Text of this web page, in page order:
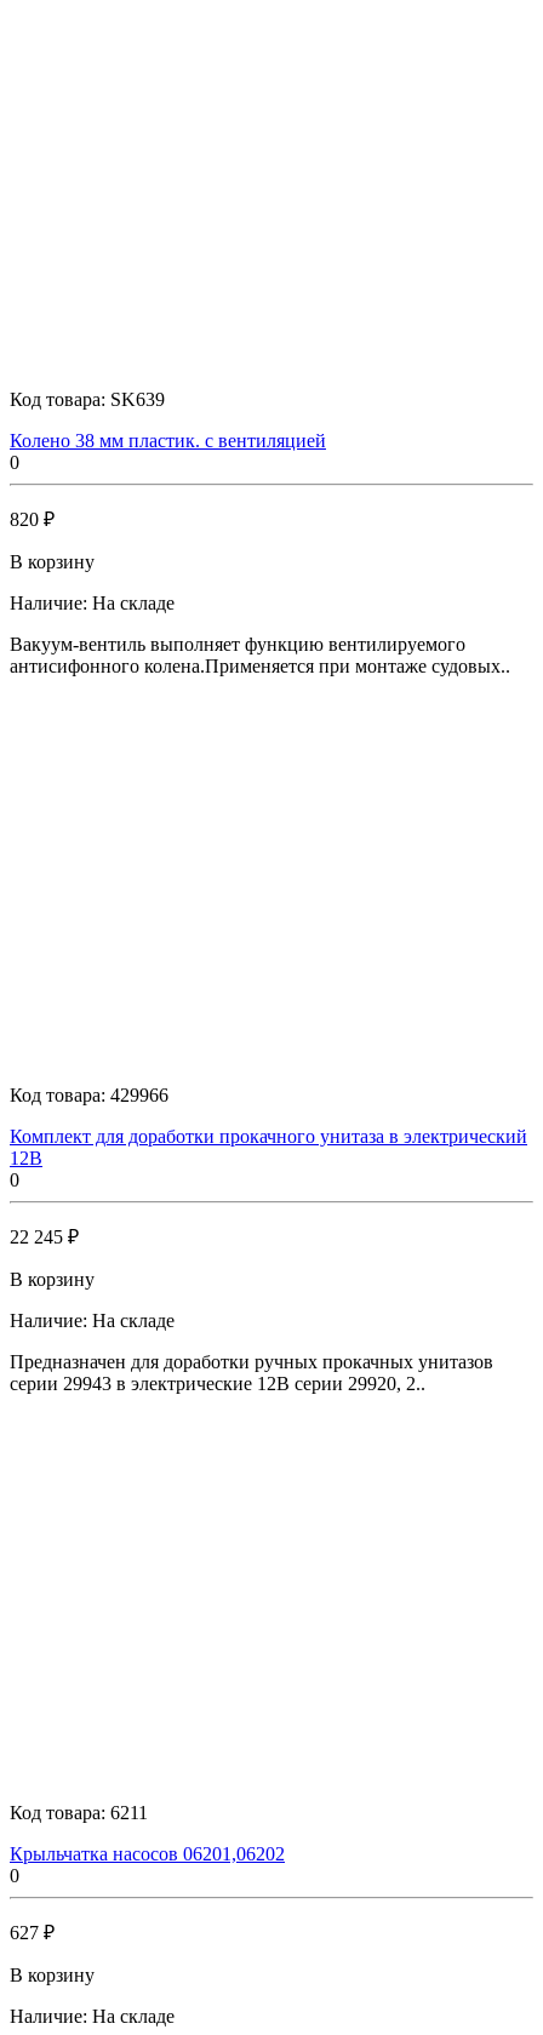
Код товара: SK639
Колено 38 мм пластик. с вентиляцией
0
820 ₽
В корзину
Наличие: На складе
Вакуум-вентиль выполняет функцию вентилируемого
антисифонного колена.Применяется при монтаже судовых..
Код товара: 429966
Комплект для доработки прокачного унитаза в электрический
12В
0
22 245 ₽
В корзину
Наличие: На складе
Предназначен для доработки ручных прокачных унитазов
серии 29943 в электрические 12В серии 29920, 2..
Код товара: 6211
Крыльчатка насосов 06201,06202
0
627 ₽
В корзину
Наличие: На складе